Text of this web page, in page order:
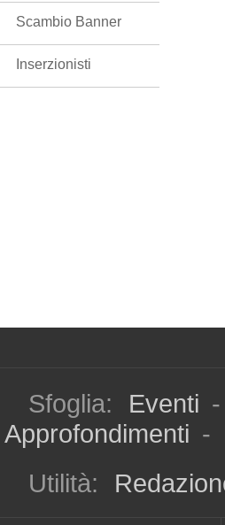
Scambio Banner
Inserzionisti
Sfoglia: Eventi -
Approfondimenti -
Utilità: